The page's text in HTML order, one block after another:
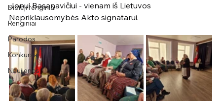
Didieji renginiai
Renginiai
Parodos
Konkursai
Naujienos
Jonui Basanavičiui - vienam iš Lietuvos
Nepriklausomybės Akto signatarui.